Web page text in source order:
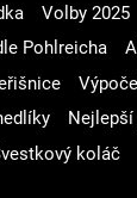
Volby 2025
Pohlreicha
koláč